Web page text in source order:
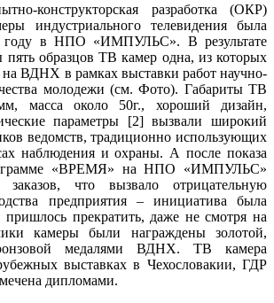
конструкторская разработка (ОКР)
индустриального телевидения была
году в НПО «ИМПУЛЬС». В результате
образцов ТВ камер одна, из которых
на ВДНХ в рамках выставки работ научно-
молодежи (см. Фото). Габариты ТВ
масса около 50г., хороший дизайн,
параметры [2] вызвали широкий
ведомств, традиционно использующих
наблюдения и охраны. А после показа
«ВРЕМЯ» на НПО «ИМПУЛЬС»
заказов, что вызвало отрицательную
предприятия – инициатива была
пришлось прекратить, даже не смотря на
камеры были награждены золотой,
медалями ВДНХ. ТВ камера
выставках в Чехословакии, ГДР
дипломами.